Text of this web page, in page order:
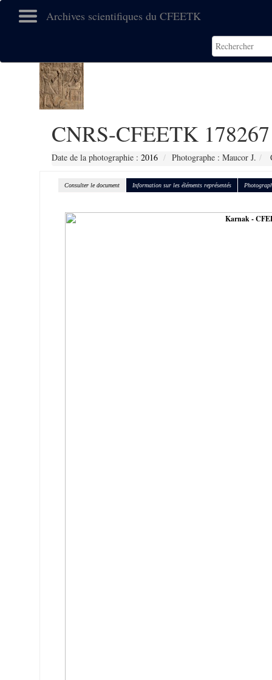
Archives scientifiques du CFEETK
CNRS-CFEETK 178267
Date de la photographie : 2016 Photographe : Maucor J.
Consulter le document Information sur les éléments représentés